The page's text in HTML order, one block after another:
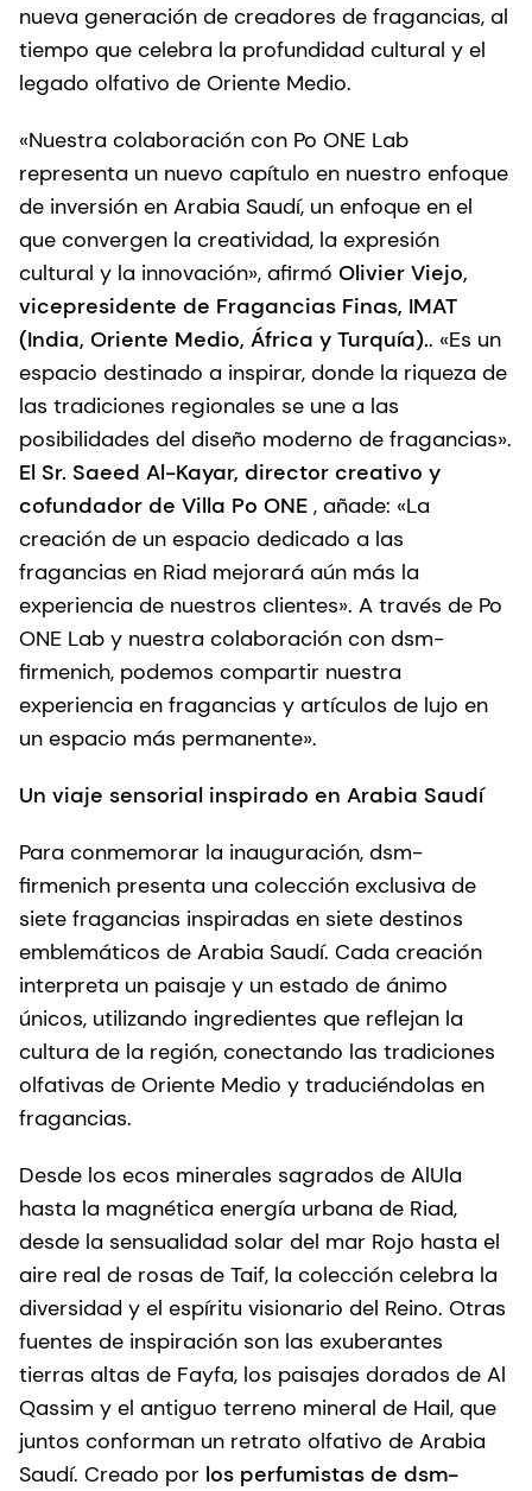
nueva generación de creadores de fragancias, al
tiempo que celebra la profundidad cultural y el
legado olfativo de Oriente Medio.
«Nuestra colaboración con Po ONE Lab
representa un nuevo capítulo en nuestro enfoque
de inversión en Arabia Saudí, un enfoque en el
que convergen la creatividad, la expresión
cultural y la innovación», afirmó Olivier Viejo,
vicepresidente de Fragancias Finas, IMAT
(India, Oriente Medio, África y Turquía).. «Es un
espacio destinado a inspirar, donde la riqueza de
las tradiciones regionales se une a las
posibilidades del diseño moderno de fragancias».
El Sr. Saeed Al-Kayar, director creativo y
cofundador de Villa Po ONE , añade: «La
creación de un espacio dedicado a las
fragancias en Riad mejorará aún más la
experiencia de nuestros clientes». A través de Po
ONE Lab y nuestra colaboración con dsm-
firmenich, podemos compartir nuestra
experiencia en fragancias y artículos de lujo en
un espacio más permanente».
Un viaje sensorial inspirado en Arabia Saudí
Para conmemorar la inauguración, dsm-
firmenich presenta una colección exclusiva de
siete fragancias inspiradas en siete destinos
emblemáticos de Arabia Saudí. Cada creación
interpreta un paisaje y un estado de ánimo
únicos, utilizando ingredientes que reflejan la
cultura de la región, conectando las tradiciones
olfativas de Oriente Medio y traduciéndolas en
fragancias.
Desde los ecos minerales sagrados de AlUla
hasta la magnética energía urbana de Riad,
desde la sensualidad solar del mar Rojo hasta el
aire real de rosas de Taif, la colección celebra la
diversidad y el espíritu visionario del Reino. Otras
fuentes de inspiración son las exuberantes
tierras altas de Fayfa, los paisajes dorados de Al
Qassim y el antiguo terreno mineral de Hail, que
juntos conforman un retrato olfativo de Arabia
Saudí. Creado por los perfumistas de dsm-